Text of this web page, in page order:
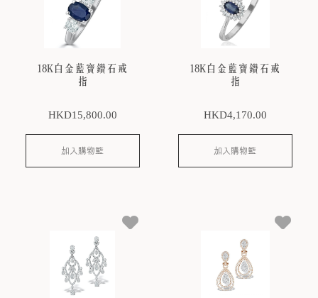
18K白金藍寶鑽石戒
指
HKD15,800.00
加入購物籃
18K白金藍寶鑽石戒
指
HKD4,170.00
加入購物籃